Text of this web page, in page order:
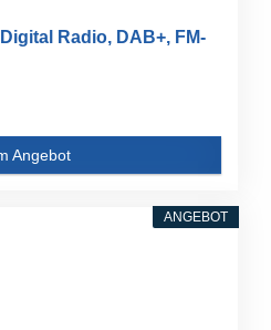
Radio, DAB+, FM-
Angebot
ANGEBOT